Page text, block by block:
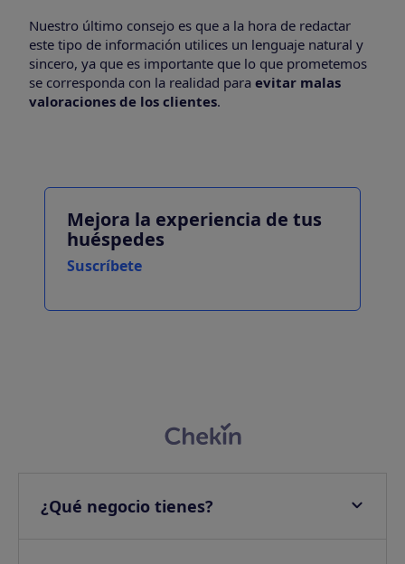
Nuestro último consejo es que a la hora de redactar
este tipo de información utilices un lenguaje natural y
sincero, ya que es importante que lo que prometemos
se corresponda con la realidad para evitar malas
valoraciones de los clientes.
Mejora la experiencia de tus
huéspedes
Suscríbete
¿Qué negocio tienes?